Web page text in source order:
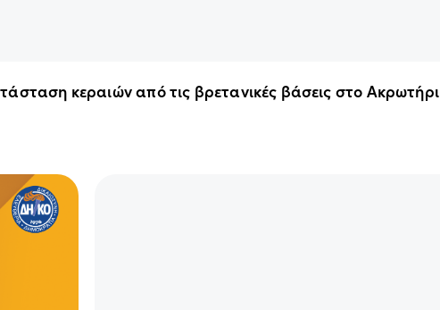
κεραιών από τις βρετανικές βάσεις στο Ακρωτήρι